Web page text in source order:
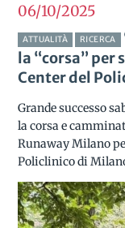
06/102025
ATTUALITÀ RICERCA
la “corsa” per
Center del
Grande successo
la corsa e
Runaway Milano
Policlinico di